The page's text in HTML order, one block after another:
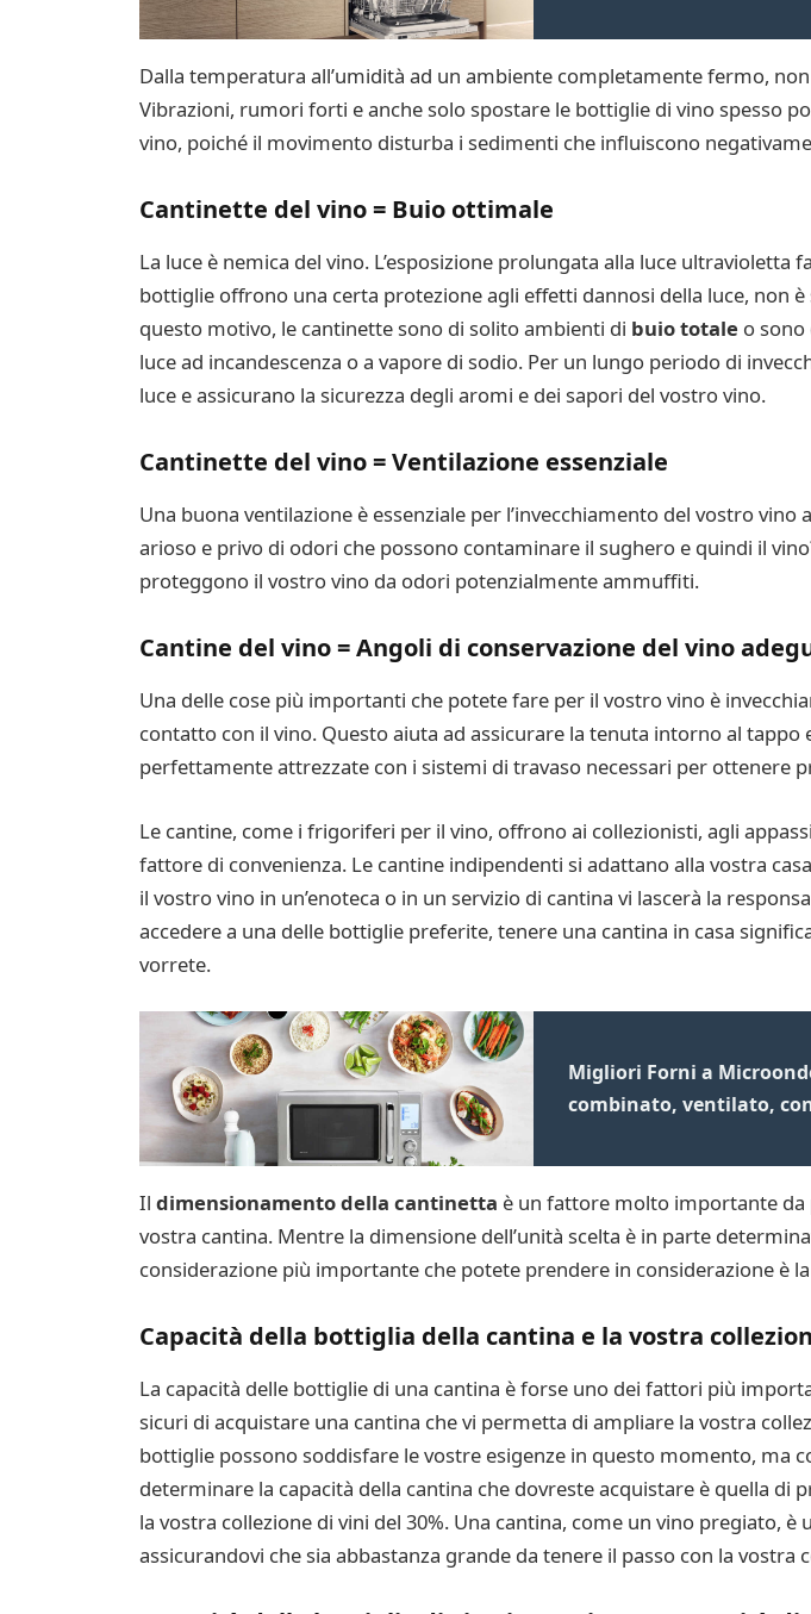
Dalla temperatura all’umidità ad un ambiente completamente fermo,
Vibrazioni, rumori forti e anche solo spostare le bottiglie di vino spesso
vino, poiché il movimento disturba i sedimenti che influiscono
Cantinette del vino = Buio ottimale
La luce è nemica del vino. L’esposizione prolungata alla luce
bottiglie offrono una certa protezione agli effetti dannosi della luce,
questo motivo, le cantinette sono di solito ambienti di buio totale o sono
luce ad incandescenza o a vapore di sodio. Per un lungo periodo di
luce e assicurano la sicurezza degli aromi e dei sapori del vostro vino.
Cantinette del vino = Ventilazione essenziale
Una buona ventilazione è essenziale per l’invecchiamento del vostro
arioso e privo di odori che possono contaminare il sughero e quindi il
proteggono il vostro vino da odori potenzialmente ammuffiti.
Cantine del vino = Angoli di conservazione del vino
Una delle cose più importanti che potete fare per il vostro vino è
contatto con il vino. Questo aiuta ad assicurare la tenuta intorno al
perfettamente attrezzate con i sistemi di travaso necessari per ottenere
Le cantine, come i frigoriferi per il vino, offrono ai collezionisti, agli
fattore di convenienza. Le cantine indipendenti si adattano alla vostra
il vostro vino in un’enoteca o in un servizio di cantina vi lascerà la
accedere a una delle bottiglie preferite, tenere una cantina in casa
vorrete.
Migliori Forni a
combinato, ventilato,
Il dimensionamento della cantinetta è un fattore molto importante da
vostra cantina. Mentre la dimensione dell’unità scelta è in parte
considerazione più importante che potete prendere in considerazione è
Capacità della bottiglia della cantina e la vostra
La capacità delle bottiglie di una cantina è forse uno dei fattori più
sicuri di acquistare una cantina che vi permetta di ampliare la vostra
bottiglie possono soddisfare le vostre esigenze in questo momento, ma
determinare la capacità della cantina che dovreste acquistare è quella di
la vostra collezione di vini del 30%. Una cantina, come un vino pregiato,
assicurandovi che sia abbastanza grande da tenere il passo con la vostra